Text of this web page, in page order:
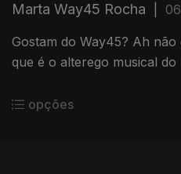
Marta Way45 Rocha
Gostam do Way45? Ah não
que é o alterego musical do
opções